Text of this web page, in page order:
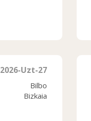
2026-Uzt-27
Bilbo
Bizkaia